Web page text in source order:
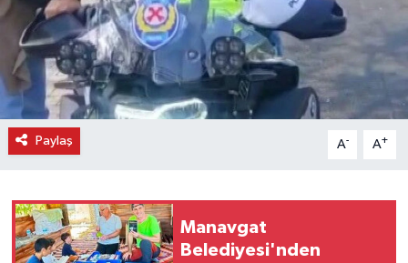
Paylaş A- A+
Manavgat
Belediyesi'nden